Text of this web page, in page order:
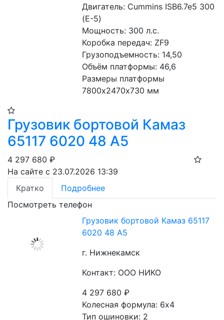
Двигатель: Cummins ISB6.7e5 300
(Е-5)
Мощность: 300 л.с.
Коробка передач: ZF9
Грузоподъемность: 14,50
Объём платформы: 46,6
Размеры платформы
7800х2470х730 мм
Грузовик бортовой Камаз
65117 6020 48 А5
4 297 680 ₽
На сайте с 23.07.2026 13:39
Кратко
Подробнее
Посмотреть телефон
Грузовик бортовой Камаз 65117
6020 48 А5
г. Нижнекамск
Контакт: ООО НИКО
4 297 680₽
Колесная формула: 6х4
Тип ошиновки: 2